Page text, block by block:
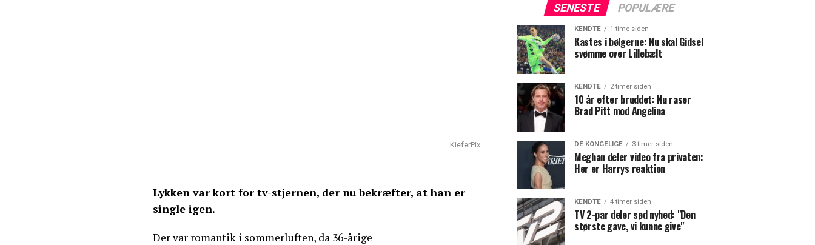
KieferPix
Lykken var kort for tv-stjernen, der nu bekræfter, at han er
single igen.
Der var romantik i sommerluften, da 36-årige
SENESTE POPULÆRE
KENDTE 1 time siden
Kastes i bølgerne: Nu skal Gidsel
svømme over Lillebælt
KENDTE 2 timer siden
10 år efter bruddet: Nu raser
Brad Pitt mod Angelina
DE KONGELIGE 3 timer siden
Meghan deler video fra privaten:
Her er Harrys reaktion
KENDTE 4 timer siden
TV 2-par deler sød nyhed: "Den
største gave, vi kunne give"